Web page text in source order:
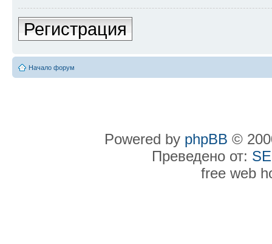
Регистрация
Начало форум
Powered by phpBB ©
Преведено от:
free web